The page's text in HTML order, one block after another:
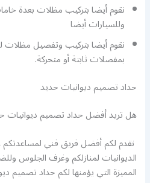
نقوم أيضا بتركيب مظلات بعدة
وللسيارات أيضا
نقوم أيضا بتركيب وتفصيل مظلات
بمفصلات ثابتة أو متحركة.
حداد تصميم ديوانيات حديد
هل تريد أفضل حداد تصميم ديوانيات
نقدم لكم أفضل فريق فني
الديوانيات لمنازلكم وغرف الجلوس
المميزة التي يؤمنها لكم حداد تصميم